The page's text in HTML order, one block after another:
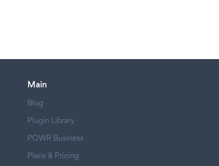
Main
Blog
Plugin Library
POWR Business
Plans & Pricing